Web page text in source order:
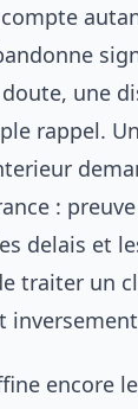
une
rappel.
:
delais et
traiter un
encore